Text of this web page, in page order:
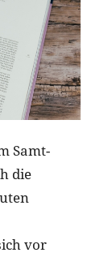
Samt-
die
vor